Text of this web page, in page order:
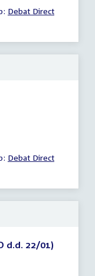
External
Debat Direct
External
Debat Direct
d.d. 22/01)